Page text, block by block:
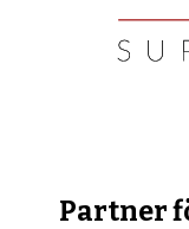
Partner